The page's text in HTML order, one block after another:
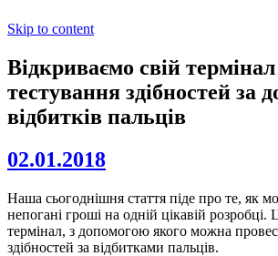
Skip to content
Відкриваємо свій
тестування здібностей за
відбитків пальців
02.01.2018
Наша сьогоднішня стаття піде про те, як
непогані гроші на одній цікавій розробці.
термінал, з допомогою якого можна
здібностей за відбитками пальців.